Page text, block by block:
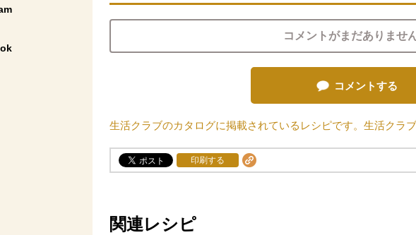
ドウで開きます。
ドウで開きます。
コメントがまだありません
コメントする
生活クラブのカタログに掲載されているレシピです。生活クラ
印刷する
関連レシピ